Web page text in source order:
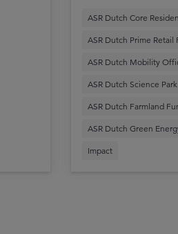
ASR Dutch Core
ASR Dutch Prime Retail
ASR Dutch Mobility
ASR Dutch Science
ASR Dutch Farmland
ASR Dutch Green
Impact